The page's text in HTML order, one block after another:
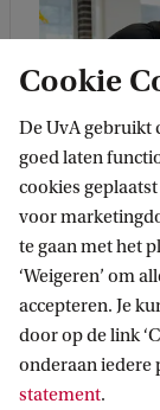
Heb je
aan de
Heb je
Cookie
De UvA gebruikt
goed laten
cookies
voor
te gaan met het
‘Weigeren’ om
accepteren. Je
door op de link
onderaan iedere
statement.